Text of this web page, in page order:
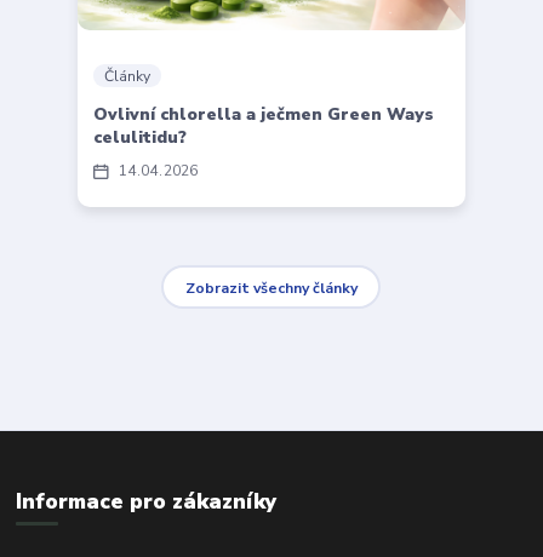
14 04 2026
Články
Ovlivní chlorella a ječmen Green Ways
celulitidu?
Zobrazit všechny články
Informace pro zákazníky